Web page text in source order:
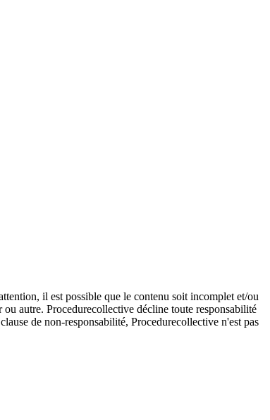
il est possible que le contenu soit incomplet et/ou
autre. Procedurecollective décline toute responsabilité
de non-responsabilité, Procedurecollective n'est pas